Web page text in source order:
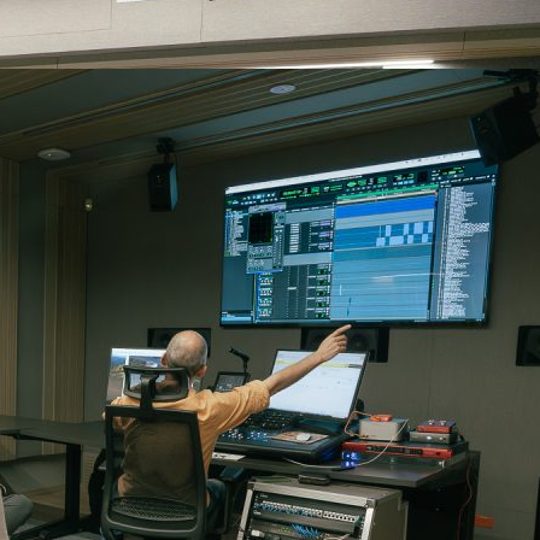
personería
del 2025.
Música
Posgrados
Ext. 4925
Educación Continua